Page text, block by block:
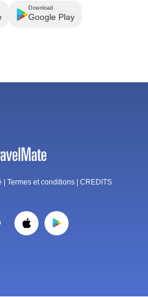
Download
Google Play
Termes et conditions CREDITS